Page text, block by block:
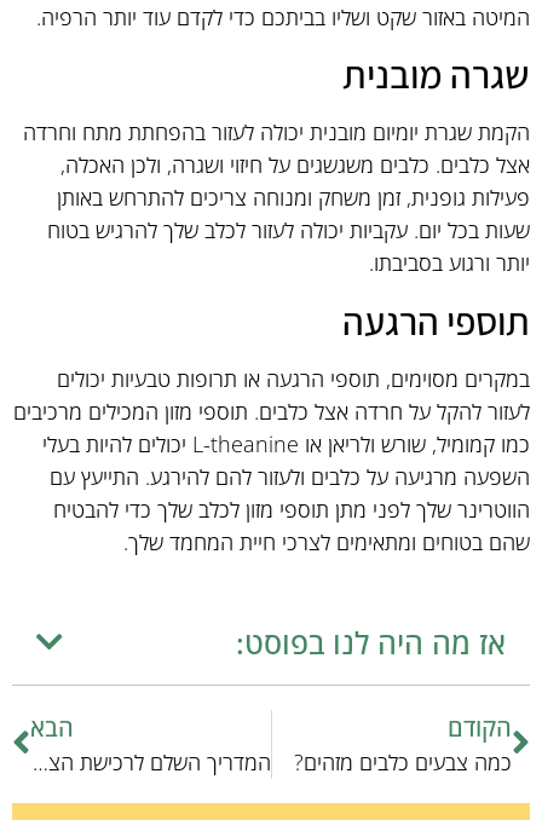
המיטה באזור שקט ושליו בביתכם כדי לקדם עוד יותר הרפיה.
שגרה מובנית
הקמת שגרת יומיום מובנית יכולה לעזור בהפחתת מתח וחרדה
אצל כלבים. כלבים משגשגים על חיזוי ושגרה, ולכן האכלה,
פעילות גופנית, זמן משחק ומנוחה צריכים להתרחש באותן
שעות בכל יום. עקביות יכולה לעזור לכלב שלך להרגיש בטוח
יותר ורגוע בסביבתו.
תוספי הרגעה
במקרים מסוימים, תוספי הרגעה או תרופות טבעיות יכולים
לעזור להקל על חרדה אצל כלבים. תוספי מזון המכילים מרכיבים
כמו קמומיל, שורש ולריאן או L-theanine יכולים להיות בעלי
השפעה מרגיעה על כלבים ולעזור להם להירגע. התייעץ עם
הווטרינר שלך לפני מתן תוספי מזון לכלב שלך כדי להבטיח
שהם בטוחים ומתאימים לצרכי חיית המחמד שלך.
אז מה היה לנו בפוסט:
הקודם
כמה צבעים כלבים מזהים?
הבא
המדריך השלם לרכישת הציוד המתאים לגור כלבים